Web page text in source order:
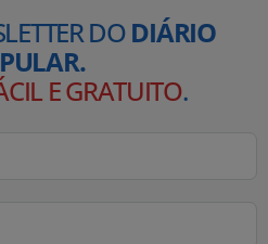
DODIÁRIO
E GRATUITO.